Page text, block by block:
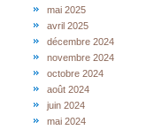
mai 2025
avril 2025
décembre 2024
novembre 2024
octobre 2024
août 2024
juin 2024
mai 2024